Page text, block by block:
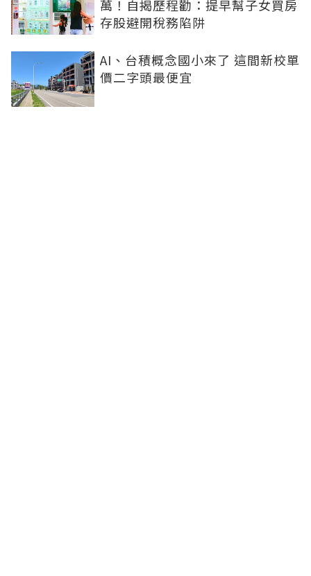
萬！自揭歷程勸：提早幫子女買房
存股避開稅務陷阱
AI、台積概念國小來了 這間新校單
價二字頭最便宜